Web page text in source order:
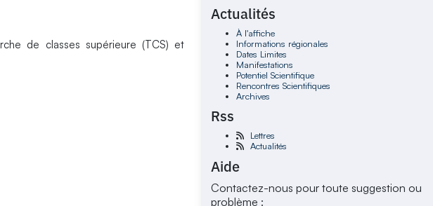
de classes supérieure (TCS) et
Actualités
À l'affiche
Informations régionales
Dates Limites
Manifestations
Potentiel Scientifique
Rencontres Scientifiques
Archives
Rss
Lettres
Actualités
Aide
Contactez-nous pour toute suggestion ou
problème :